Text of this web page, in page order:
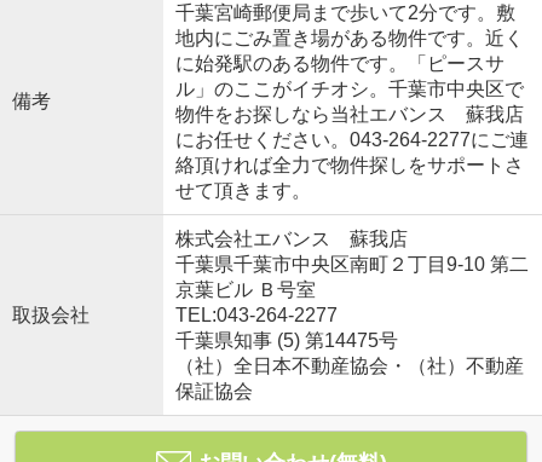
備考
千葉宮崎郵便局まで歩いて2分です。敷
地内にごみ置き場がある物件です。近く
に始発駅のある物件です。「ピースサ
ル」のここがイチオシ。千葉市中央区で
物件をお探しなら当社エバンス 蘇我店
にお任せください。043-264-2277にご連
絡頂ければ全力で物件探しをサポートさ
せて頂きます。
取扱会社
株式会社エバンス 蘇我店
千葉県千葉市中央区南町２丁目9-10 第二
京葉ビル Ｂ号室
TEL:043-264-2277
千葉県知事 (5) 第14475号
（社）全日本不動産協会・（社）不動産
保証協会